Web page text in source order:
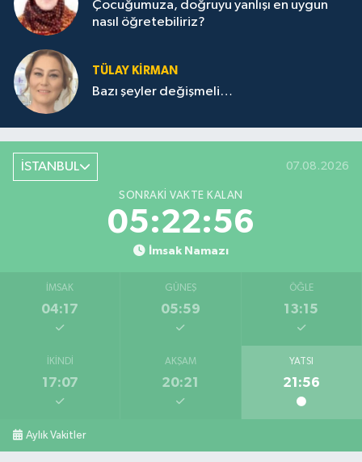
Çocuğumuza, doğruyu yanlışı en uygun
nasıl öğretebiliriz?
TÜLAY KİRMAN
Bazı şeyler değişmeli…
İSTANBUL 07.08.2026
SONRAKI VAKTE KALAN
05:22:56
İmsak Namazı
İMSAK
04:17
GÜNEŞ
05:59
ÖĞLE
13:15
İKINDI
17:07
AKŞAM
20:21
YATSI
21:56
Aylık Vakitler